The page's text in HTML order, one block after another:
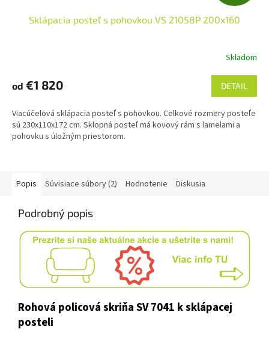
A
R
M
Sklápacia posteľ s pohovkou VS 21058P 200x160
produktu
je
z
5
hviezdičiek.
Skladom
od €1 820 DETAIL
Viacúčelová sklápacia posteľ s pohovkou. Celkové rozmery posteľe
sú 230x110x172 cm. Sklopná posteľ má kovový rám s lamelami a
pohovku s úložným priestorom.
Popis Súvisiace súbory (2) Hodnotenie Diskusia
Podrobný popis
Rohová policová skriňa SV 7041 k sklápacej
posteli